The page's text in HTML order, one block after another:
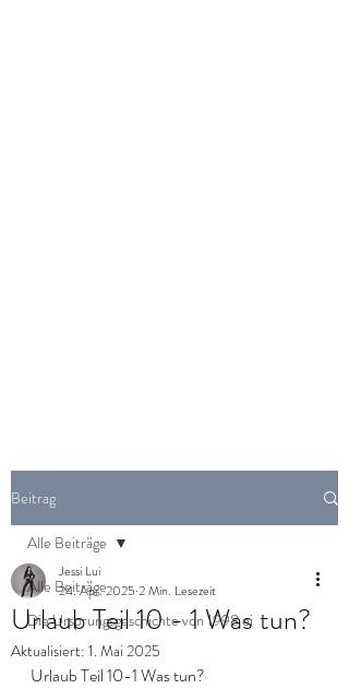
Beitrag
Alle Beiträge
Die Ursprungsgeschichte von 1998 ei
Alle Beiträge
Urlaub Teil 10 - 1 Was tun?
Jessi Lui
24. Apr. 2025 2 Min. Lesezeit
Aktualisiert: 1. Mai 2025
Urlaub Teil 10-1 Was tun?